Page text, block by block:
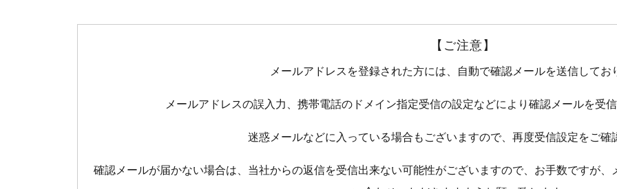
【ご注意】
メールアドレスを登録された方には、 自動で確認メールを送信してお
メールアドレスの誤入力、携帯電話のドメイン指定受信の設定などにより確認メールを受
迷惑メールなどに入っている場合もございますので、再度受信設定をご確
確認メールが届かない場合は、当社からの返信を受信出来ない可能性がございますので、お手数ですが